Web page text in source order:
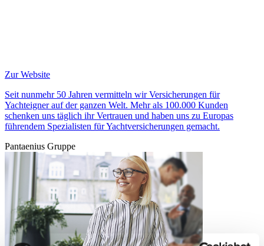
Zur Website
Seit nunmehr 50 Jahren vermitteln wir Versicherungen für
Yachteigner auf der ganzen Welt. Mehr als 100.000 Kunden
schenken uns täglich ihr Vertrauen und haben uns zu Europas
führendem Spezialisten für Yachtversicherungen gemacht.
Pantaenius Gruppe